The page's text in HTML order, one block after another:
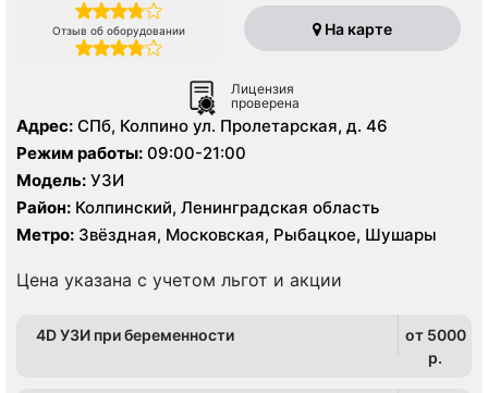
Отзыв об оборудовании На карте
Лицензия
проверена
Адрес: СПб, Колпино ул. Пролетарская, д. 46
Режим работы: 09:00-21:00
Модель: УЗИ
Район: Колпинский, Ленинградская область
Метро: Звёздная, Московская, Рыбацкое, Шушары
Цена указана с учетом льгот и акции
4D УЗИ при беременности
от 5000
p.